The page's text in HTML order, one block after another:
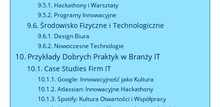
Hackathony i Warsztaty
Programy Innowacyjne
Środowisko Fizyczne i Technologiczne
Design Biura
Nowoczesne Technologie
Przykłady Dobrych Praktyk w Branży IT
Case Studies Firm IT
Google: Innowacyjność jako Kultura
Atlassian: Innowacyjne Hackathony
Spotify: Kultura Otwartości i Współpracy